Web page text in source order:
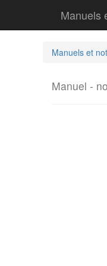
Manuels
Manuels et
Manuel -